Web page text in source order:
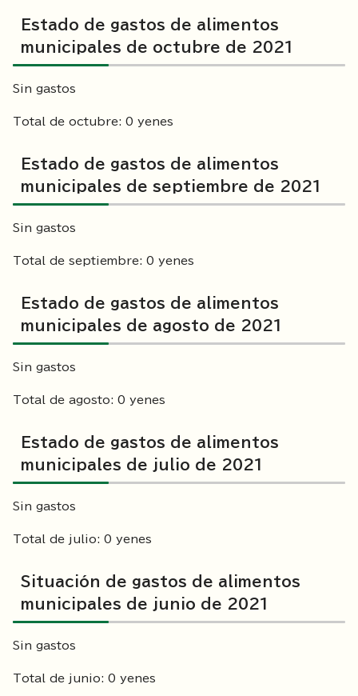
Estado de gastos de alimentos
municipales de octubre de 2021
Sin gastos
Total de octubre: 0 yenes
Estado de gastos de alimentos
municipales de septiembre de 2021
Sin gastos
Total de septiembre: 0 yenes
Estado de gastos de alimentos
municipales de agosto de 2021
Sin gastos
Total de agosto: 0 yenes
Estado de gastos de alimentos
municipales de julio de 2021
Sin gastos
Total de julio: 0 yenes
Situación de gastos de alimentos
municipales de junio de 2021
Sin gastos
Total de junio: 0 yenes